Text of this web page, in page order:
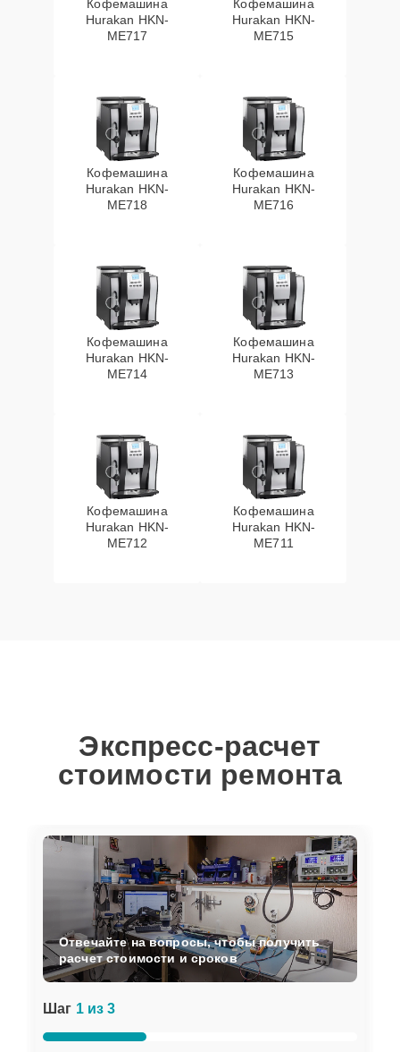
Кофемашина
Hurakan HKN-
ME717
Кофемашина
Hurakan HKN-
ME715
Кофемашина
Hurakan HKN-
ME718
Кофемашина
Hurakan HKN-
ME716
Кофемашина
Hurakan HKN-
ME714
Кофемашина
Hurakan HKN-
ME713
Кофемашина
Hurakan HKN-
ME712
Кофемашина
Hurakan HKN-
ME711
Экспресс-расчет
стоимости ремонта
Шаг 1 из 3
Отвечайте на вопросы, чтобы получить
расчет стоимости и сроков